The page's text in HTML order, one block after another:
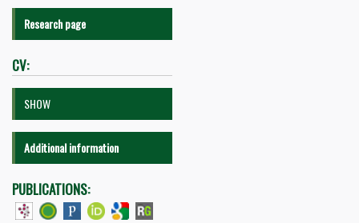
Research page
CV:
SHOW
Additional information
PUBLICATIONS: